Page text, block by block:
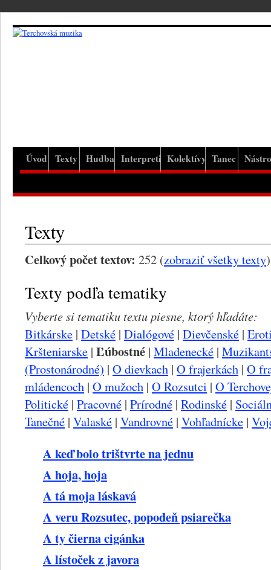
Úvod Texty Hudba Interpreti Kolektívy Tanec
Texty
Celkový počet textov: 252 (zobraziť všetky texty)
Texty podľa tematiky
Vyberte si tematiku textu piesne, ktorý hľadáte:
Bitkárske | Detské | Dialógové | Dievčenské |
Kršteniarske | Ľúbostné | Mladenecké |
(Prostonárodné) | O dievkach | O frajerkách | O
mládencoch | O mužoch | O Rozsutci | O
Politické | Pracovné | Prírodné | Rodinské |
Tanečné | Valaské | Vandrovné | Vohľadnícke |
A keď bolo trištvrte na jednu
A hoja, hoja
A tá moja láskavá
A veru Rozsutec, popodeň psiarečka
A ty čierna cigánka
A lístoček z javora